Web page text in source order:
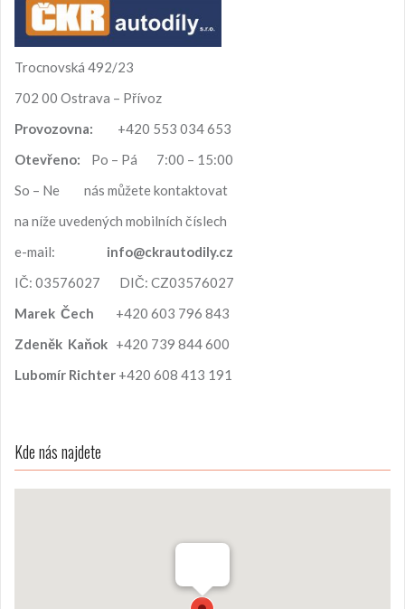
á
n
Trocnovská 492/23
702 00 Ostrava – Přívoz
Provozovna:
+420 553 034 653
Otevřeno: Po – Pá 7:00 – 15:00
So – Ne nás můžete kontaktovat
na níže uvedených mobilních číslech
e-mail: info@ckrautodily.cz
IČ: 03576027 DIČ: CZ03576027
Marek Čech
+420 603 796 843
Zdeněk Kaňok +420 739 844 600
Lubomír Richter +420 608 413 191
Kde nás najdete